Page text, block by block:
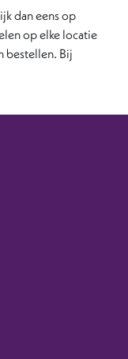
dan eens op
op elke locatie
bestellen. Bij